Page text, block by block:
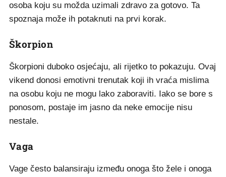
osoba koju su možda uzimali zdravo za gotovo. Ta
spoznaja može ih potaknuti na prvi korak.
Škorpion
Škorpioni duboko osjećaju, ali rijetko to pokazuju. Ovaj
vikend donosi emotivni trenutak koji ih vraća mislima
na osobu koju ne mogu lako zaboraviti. Iako se bore s
ponosom, postaje im jasno da neke emocije nisu
nestale.
Vaga
Vage često balansiraju između onoga što žele i onoga